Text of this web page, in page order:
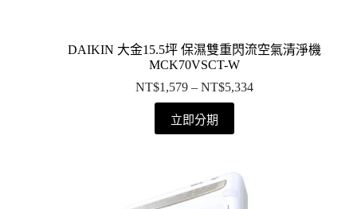
DAIKIN 大金15.5坪 保濕雙重閃流空氣清淨機
MCK70VSCT-W
NT$1,579 – NT$5,334
立即分期